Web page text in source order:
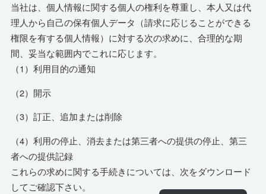
当社は、個人情報に関する個人の権利を尊重し、本人又は代
理人から自己の保有個人データ（請求に応じることができる
権限を有する個人情報）に対する次の求めに、合理的な期
間、妥当な範囲内でこれに応じます。
（1）利用目的の通知
（2）開示
（3）訂正、追加または削除
（4）利用の停止、消去または第三者への提供の停止、第三
者への提供記録
これらの求めに関する手続きについては、次をダウンロード
してご確認下さい。